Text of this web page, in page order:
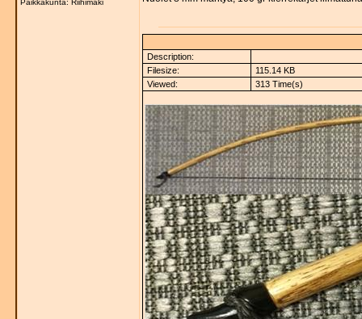
Paikkakunta: Riihimäki
Description:
Filesize:
115.14 KB
Viewed:
313 Time(s)